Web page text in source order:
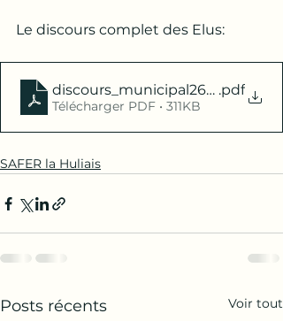
Le discours complet des Elus:
discours_municipal26012023
.pdf
Télécharger PDF • 311KB
SAFER la Huliais
Posts récents Voir tout